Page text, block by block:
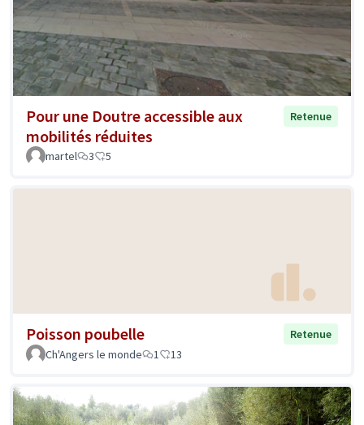
Pour une Doutre accessible aux
mobilités réduites
Retenue
martel 3 5
Poisson poubelle
Retenue
Ch'Angers le monde
1 13